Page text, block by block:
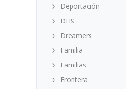
Deportación
DHS
Dreamers
Familia
Familias
Frontera